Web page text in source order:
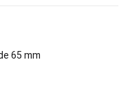
65 mm